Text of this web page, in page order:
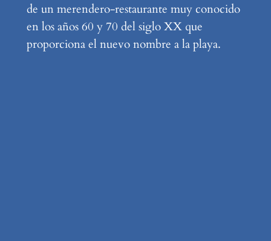
de un merendero-restaurante muy conocido
en los años 60 y 70 del siglo XX que
proporciona el nuevo nombre a la playa.